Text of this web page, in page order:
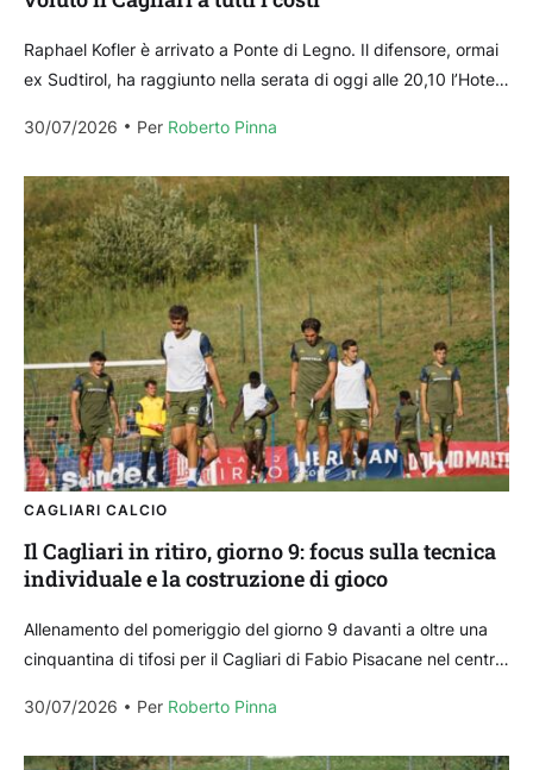
Raphael Kofler è arrivato a Ponte di Legno. Il difensore, ormai
ex Sudtirol, ha raggiunto nella serata di oggi alle 20,10 l’Hotel
30/07/2026
Per Roberto Pinna
CAGLIARI CALCIO
Il Cagliari in ritiro, giorno 9: focus sulla tecnica
individuale e la costruzione di gioco
Allenamento del pomeriggio del giorno 9 davanti a oltre una
cinquantina di tifosi per il Cagliari di Fabio Pisacane nel centro
30/07/2026
Per Roberto Pinna